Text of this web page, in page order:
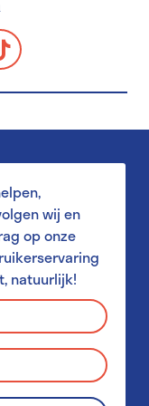
wij en
op onze
natuurlijk!
gumgent/company/
www.youtube.com/